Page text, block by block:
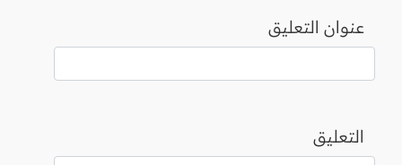
عنوان التعليق
التعليق